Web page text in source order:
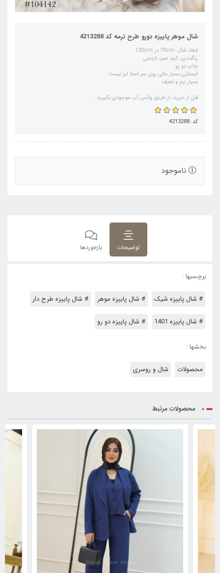
شال موهر پاییزه دورو طرح ترمه کد 4213288
ابعاد شال: 70cm در 120cm
رنگبندی: کرم، سبز، نارنجی
چاپ دو رو
ایستایی بسیار عالی روی سر اصلا لیز نیست
بسیار نرم و لطیف
قبل از خرید، از طریق واتس آپ موجودی بگیرید.
کد: 4213288
ناموجود
توضیحات بازخوردها
برچسبها :
# شال پاییزه شیک # شال پاییزه موهر # شال پاییزه طرح دار
# شال پاییزه 1401 # شال پاییزه دو رو
بخشها :
محصولات شال و روسری
محصولات مرتبط